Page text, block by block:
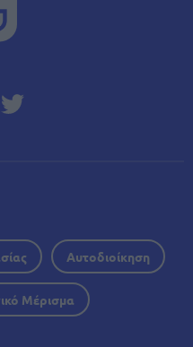
Αυτοδιοίκηση
Μέρισμα